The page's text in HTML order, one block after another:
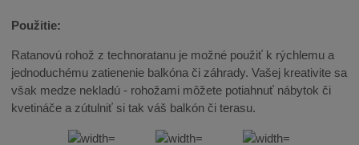
Použitie:
Ratanovú rohož z technoratanu je možné použiť k rýchlemu a
jednoduchému zatienenie balkóna či záhrady. Vašej kreativite sa
však medze nekladú - rohožami môžete potiahnuť nábytok či
kvetináče a zútulniť si tak váš balkón či terasu.